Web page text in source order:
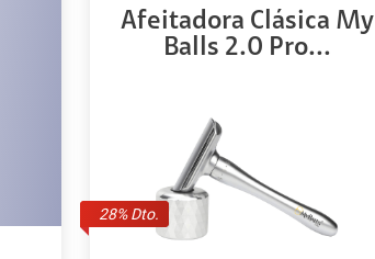
28% Dto.
Afeitadora Clásica My
Balls 2.0 Pro...